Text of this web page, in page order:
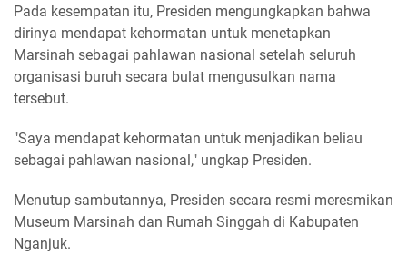
Pada kesempatan itu, Presiden mengungkapkan bahwa
dirinya mendapat kehormatan untuk menetapkan
Marsinah sebagai pahlawan nasional setelah seluruh
organisasi buruh secara bulat mengusulkan nama
tersebut.
"Saya mendapat kehormatan untuk menjadikan beliau
sebagai pahlawan nasional," ungkap Presiden.
Menutup sambutannya, Presiden secara resmi meresmikan
Museum Marsinah dan Rumah Singgah di Kabupaten
Nganjuk.